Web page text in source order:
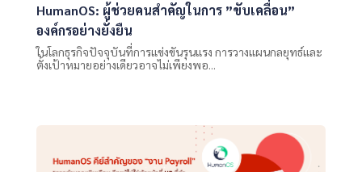
HumanOS: ผู้ช่วยคนสำคัญในการ ”ขับเคลื่อน”
องค์กรอย่างยั่งยืน
ในโลกธุรกิจปัจจุบันที่การแข่งขันรุนแรง การวางแผนกลยุทธ์และ
ตั้งเป้าหมายอย่างเดียวอาจไม่เพียงพอ...